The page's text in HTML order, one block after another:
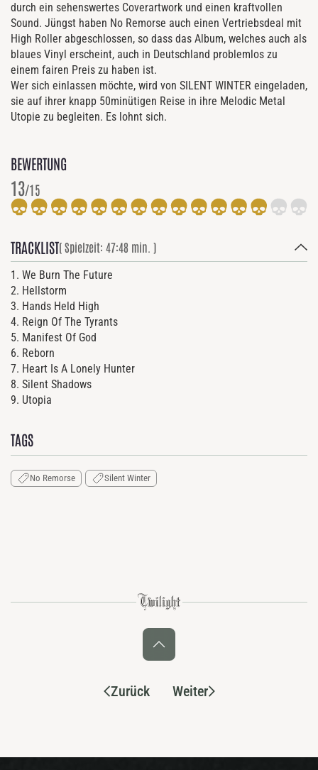
durch ein sehenswertes Coverartwork und einen kraftvollen
Sound. Jüngst haben No Remorse auch einen Vertriebsdeal mit
High Roller abgeschlossen, so dass das Album, welches auch als
blaues Vinyl erscheint, auch in Deutschland problemlos zu
einem fairen Preis zu haben ist.
Wer sich einlassen möchte, wird von SILENT WINTER eingeladen,
sie auf ihrer knapp 50minütigen Reise in ihre Melodic Metal
Utopie zu begleiten. Es lohnt sich.
BEWERTUNG
13/15
TRACKLIST( Spielzeit: 47:48 min. )
1. We Burn The Future
2. Hellstorm
3. Hands Held High
4. Reign Of The Tyrants
5. Manifest Of God
6. Reborn
7. Heart Is A Lonely Hunter
8. Silent Shadows
9. Utopia
TAGS
No Remorse Silent Winter
Zurück Weiter